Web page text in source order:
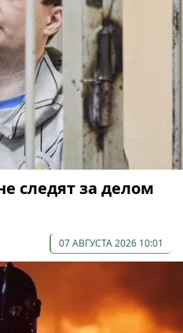
следят за делом
07 АВГУСТА 2026 10:01